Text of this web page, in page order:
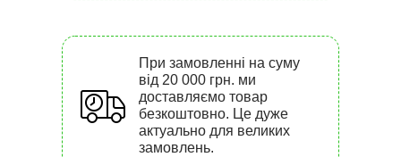
При замовленні на суму
від 20 000 грн. ми
доставляємо товар
безкоштовно. Це дуже
актуально для великих
замовлень.